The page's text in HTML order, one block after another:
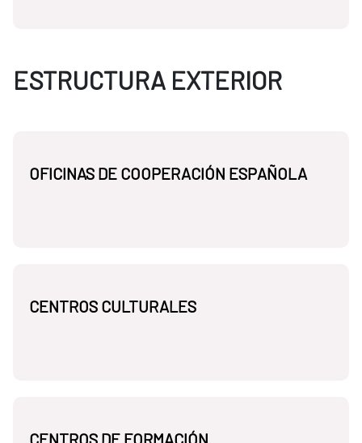
ESTRUCTURA EXTERIOR
OFICINAS DE COOPERACIÓN ESPAÑOLA
CENTROS CULTURALES